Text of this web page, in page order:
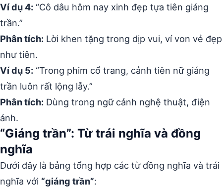
Ví dụ 4: “Cô dâu hôm nay xinh đẹp tựa tiên giáng
trần.”
Phân tích: Lời khen tặng trong dịp vui, ví von vẻ đẹp
như tiên.
Ví dụ 5: “Trong phim cổ trang, cảnh tiên nữ giáng
trần luôn rất lộng lẫy.”
Phân tích: Dùng trong ngữ cảnh nghệ thuật, điện
ảnh.
“Giáng trần”: Từ trái nghĩa và đồng
nghĩa
Dưới đây là bảng tổng hợp các từ đồng nghĩa và trái
nghĩa với “giáng trần”: